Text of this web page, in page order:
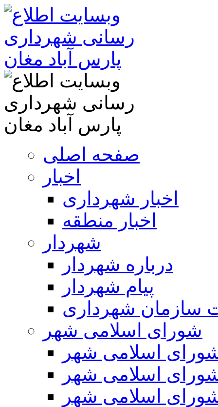
صفحه اصلی
اخبار
اخبار شهرداری
اخبار منطقه
شهردار
درباره شهردار
پیام شهردار
سازمان شهرداری
شورای اسلامی شهر
اسلامی شهر
اسلامی شهر
اسلامی شهر